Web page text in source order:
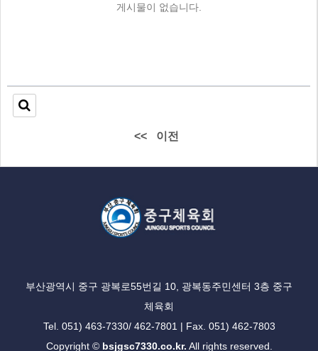
게시물이 없습니다.
<< 이전
부산광역시 중구 광복로55번길 10, 광복동주민센터 3층 중구
체육회
Tel. 051) 463-7330/ 462-7801 | Fax. 051) 462-7803
Copyright © bsjgsc7330.co.kr. All rights reserved.